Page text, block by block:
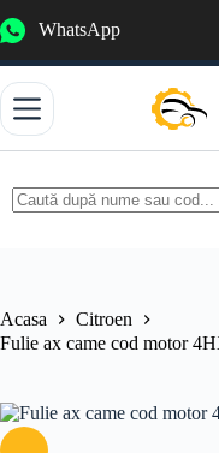
la
WhatsApp
Acasa
Citroen
Fulie ax came cod motor